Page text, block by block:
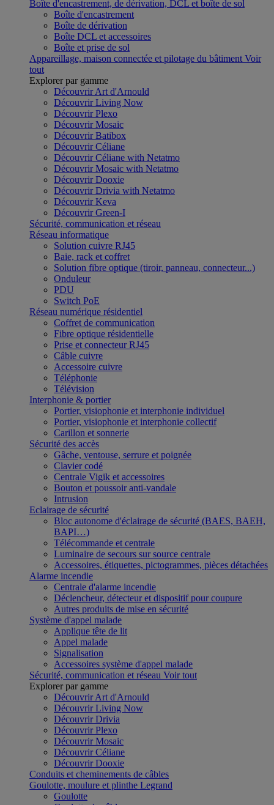
Boîte d'encastrement, de dérivation, DCL et boîte de sol
Boîte d'encastrement
Boîte de dérivation
Boîte DCL et accessoires
Boîte et prise de sol
Appareillage, maison connectée et pilotage du bâtiment Voir
tout
Explorer par gamme
Découvrir Art d'Arnould
Découvrir Living Now
Découvrir Plexo
Découvrir Mosaic
Découvrir Batibox
Découvrir Céliane
Découvrir Céliane with Netatmo
Découvrir Mosaic with Netatmo
Découvrir Dooxie
Découvrir Drivia with Netatmo
Découvrir Keva
Découvrir Green-I
Sécurité, communication et réseau
Réseau informatique
Solution cuivre RJ45
Baie, rack et coffret
Solution fibre optique (tiroir, panneau, connecteur...)
Onduleur
PDU
Switch PoE
Réseau numérique résidentiel
Coffret de communication
Fibre optique résidentielle
Prise et connecteur RJ45
Câble cuivre
Accessoire cuivre
Téléphonie
Télévision
Interphonie & portier
Portier, visiophonie et interphonie individuel
Portier, visiophonie et interphonie collectif
Carillon et sonnerie
Sécurité des accès
Gâche, ventouse, serrure et poignée
Clavier codé
Centrale Vigik et accessoires
Bouton et poussoir anti-vandale
Intrusion
Eclairage de sécurité
Bloc autonome d'éclairage de sécurité (BAES, BAEH,
BAPI…)
Télécommande et centrale
Luminaire de secours sur source centrale
Accessoires, étiquettes, pictogrammes, pièces détachées
Alarme incendie
Centrale d'alarme incendie
Déclencheur, détecteur et dispositif pour coupure
Autres produits de mise en sécurité
Système d'appel malade
Applique tête de lit
Appel malade
Signalisation
Accessoires système d'appel malade
Sécurité, communication et réseau Voir tout
Explorer par gamme
Découvrir Art d'Arnould
Découvrir Living Now
Découvrir Drivia
Découvrir Plexo
Découvrir Mosaic
Découvrir Céliane
Découvrir Dooxie
Conduits et cheminements de câbles
Goulotte, moulure et plinthe Legrand
Goulotte